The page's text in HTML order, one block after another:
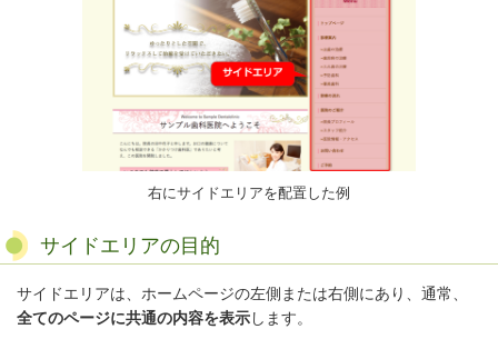
右にサイドエリアを配置した例
サイドエリアの目的
サイドエリアは、ホームページの左側または右側にあり、通常、
全てのページに共通の内容を表示します。